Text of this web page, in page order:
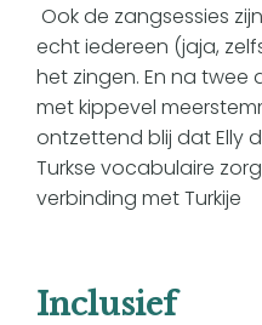
Ook de zangsessies
echt iedereen (jaja,
het zingen. En na
met kippevel
ontzettend blij dat Elly
Turkse vocabulaire
verbinding met Turkije
Inclusief